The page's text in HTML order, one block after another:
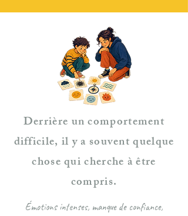
Derrière un comportement
difficile, il y a souvent quelque
chose qui cherche à être
compris.
Émotions intenses, manque de confiance,